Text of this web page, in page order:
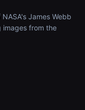
James Webb
images from the